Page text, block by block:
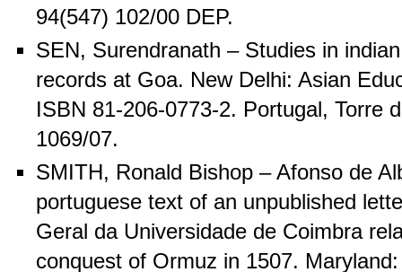
94(547) 102/00 DEP.
SEN, Surendranath – Studies in
records at Goa. New Delhi: Asian
ISBN 81-206-0773-2. Portugal, Torre
1069/07.
SMITH, Ronald Bishop – Afonso de
portuguese text of an unpublished
Geral da Universidade de Coimbra
conquest of Ormuz in 1507.